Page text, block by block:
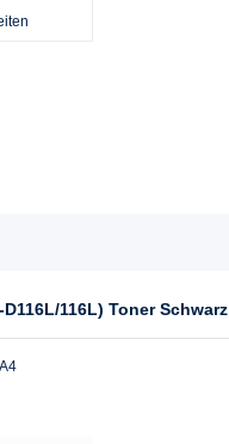
116L) Toner Schwarz